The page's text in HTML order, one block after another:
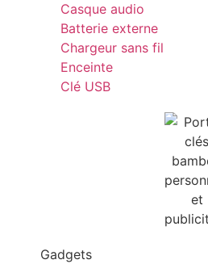
Casque audio
Batterie externe
Chargeur sans fil
Enceinte
Clé USB
Gadgets